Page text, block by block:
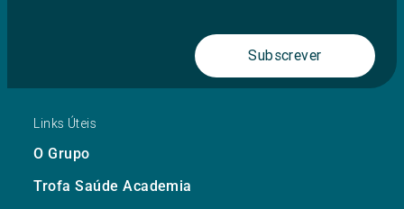
Subscrever
Links Úteis
O Grupo
Trofa Saúde Academia